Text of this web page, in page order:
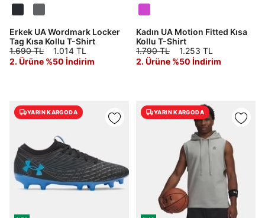
Erkek UA Wordmark Locker
Tag Kısa Kollu T-Shirt
1.690 TL
1.014 TL
2. Ürüne %50 İndirim
Kadın UA Motion Fitted Kısa
Kollu T-Shirt
1.790 TL
1.253 TL
2. Ürüne %50 İndirim
YARIN KARGODA YARIN KARGODA